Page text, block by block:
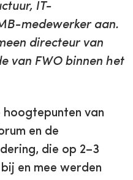
IT-
medewerker aan.
directeur van
van FWO binnen het
hoogtepunten van
en de
die op 2–3
en mee werden